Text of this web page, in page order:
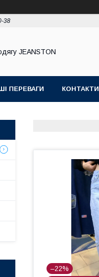
38
JEANSTON
ПЕРЕВАГИ КОНТАКТИ
–22%